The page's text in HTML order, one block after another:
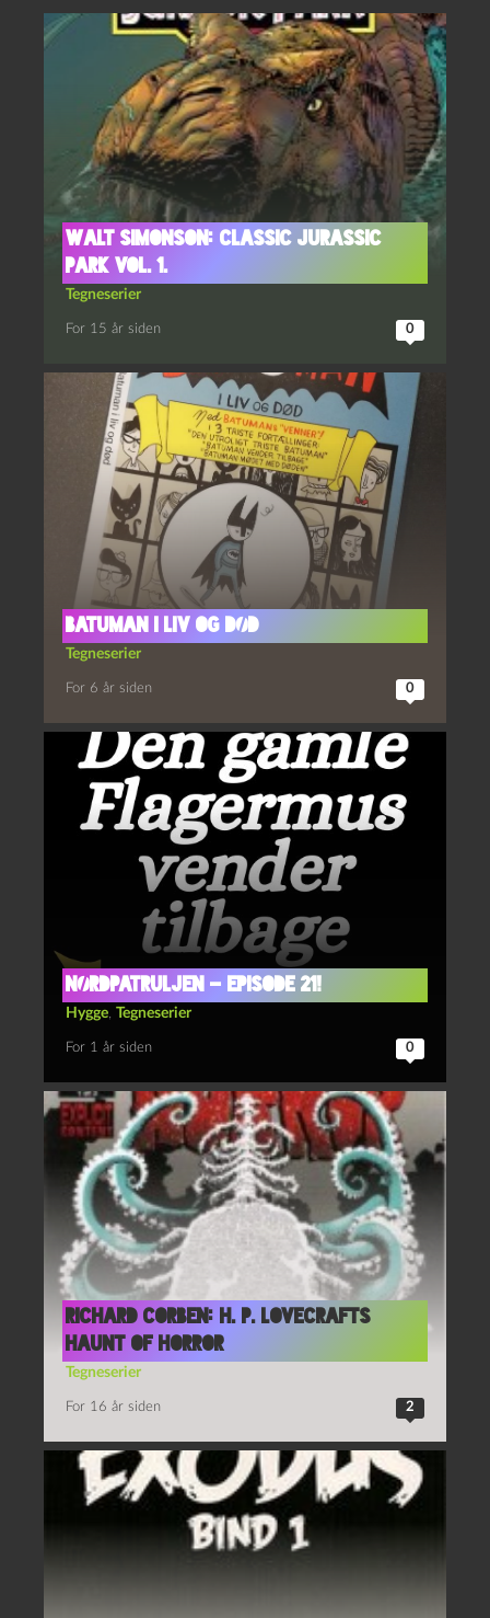
Walt Simonson: Classic Jurassic
Park vol. 1.
Tegneserier
For 15 år siden 0
Batuman i liv og død
Tegneserier
For 6 år siden 0
Nørdpatruljen – Episode 21!
Hygge, Tegneserier
For 1 år siden 0
Richard Corben: H. P. Lovecrafts
Haunt of Horror
Tegneserier
For 16 år siden 2